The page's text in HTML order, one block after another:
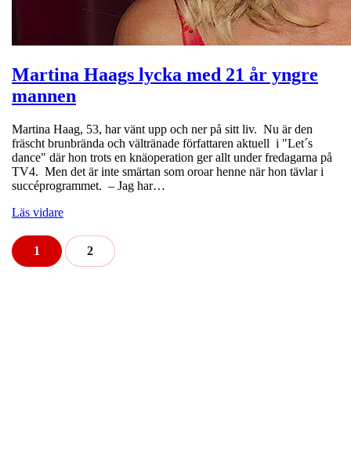
Martina Haags lycka med 21 år yngre
mannen
Martina Haag, 53, har vänt upp och ner på sitt liv. Nu är den
fräscht brunbrända och vältränade författaren aktuell i "Let´s
dance" där hon trots en knäoperation ger allt under fredagarna på
TV4. Men det är inte smärtan som oroar henne när hon tävlar i
succéprogrammet. – Jag har…
Läs vidare
1 2